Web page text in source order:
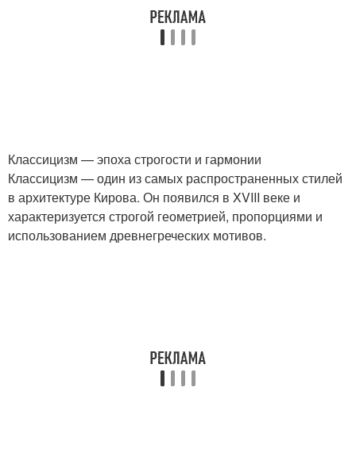
Классицизм — эпоха строгости и гармонии
Классицизм — один из самых распространенных стилей
в архитектуре Кирова. Он появился в XVIII веке и
характеризуется строгой геометрией, пропорциями и
использованием древнегреческих мотивов.